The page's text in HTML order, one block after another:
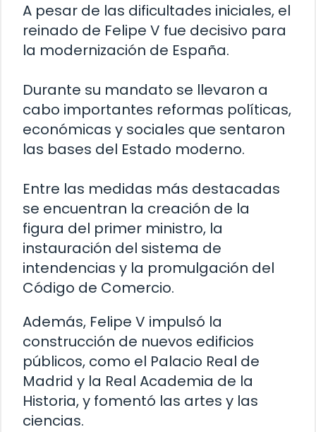
A pesar de las dificultades iniciales, el
reinado de Felipe V fue decisivo para
la modernización de España.
Durante su mandato se llevaron a
cabo importantes reformas políticas,
económicas y sociales que sentaron
las bases del Estado moderno.
Entre las medidas más destacadas
se encuentran la creación de la
figura del primer ministro, la
instauración del sistema de
intendencias y la promulgación del
Código de Comercio.
Además, Felipe V impulsó la
construcción de nuevos edificios
públicos, como el Palacio Real de
Madrid y la Real Academia de la
Historia, y fomentó las artes y las
ciencias.